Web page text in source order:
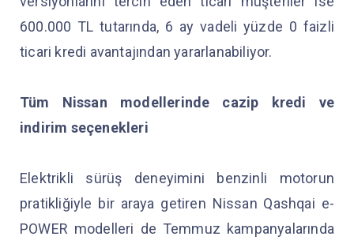
600.000 TL tutarında, 6 ay vadeli yüzde 0 faizli
ticari kredi avantajından yararlanabiliyor.
Tüm Nissan modellerinde cazip kredi ve
indirim seçenekleri
Elektrikli sürüş deneyimini benzinli motorun
pratikliğiyle bir araya getiren Nissan Qashqai e-
POWER modelleri de Temmuz kampanyalarında